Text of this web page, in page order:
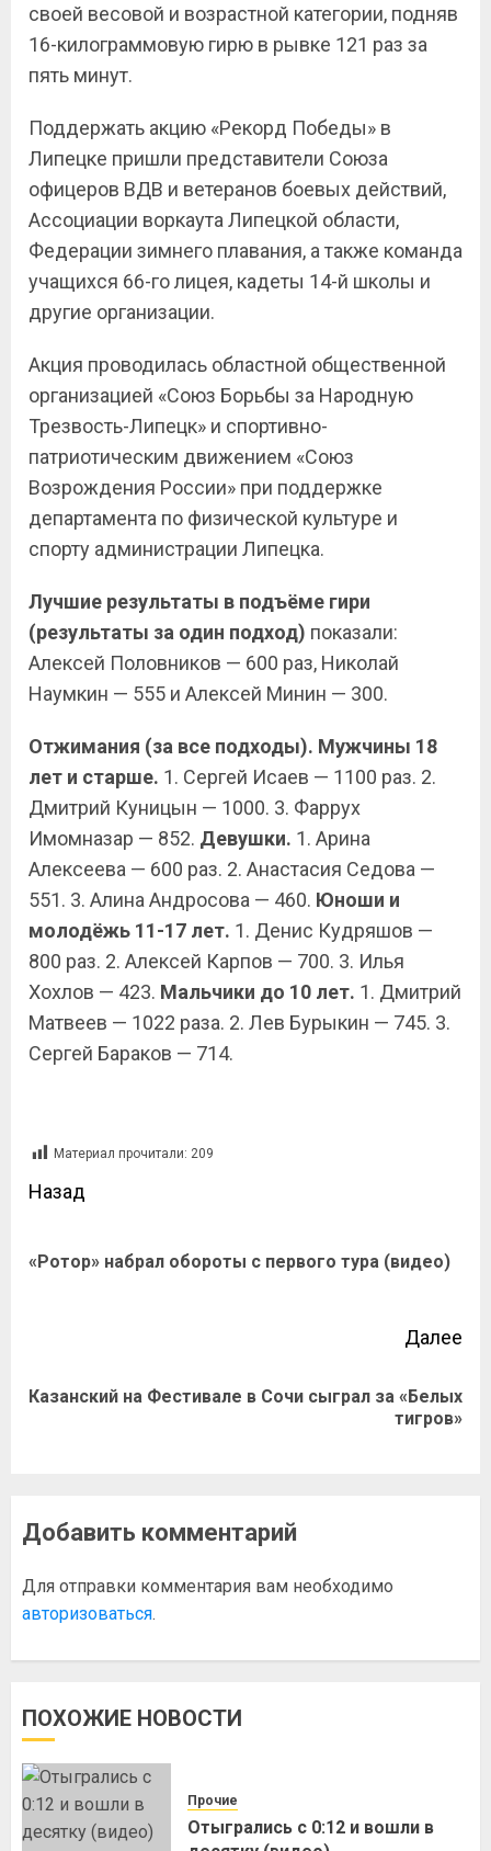
своей весовой и возрастной категории, подняв
16-килограммовую гирю в рывке 121 раз за
пять минут.
Поддержать акцию «Рекорд Победы» в
Липецке пришли представители Союза
офицеров ВДВ и ветеранов боевых действий,
Ассоциации воркаута Липецкой области,
Федерации зимнего плавания, а также команда
учащихся 66-го лицея, кадеты 14-й школы и
другие организации.
Акция проводилась областной общественной
организацией «Союз Борьбы за Народную
Трезвость-Липецк» и спортивно-
патриотическим движением «Союз
Возрождения России» при поддержке
департамента по физической культуре и
спорту администрации Липецка.
Лучшие результаты в подъёме гири
(результаты за один подход) показали:
Алексей Половников — 600 раз, Николай
Наумкин — 555 и Алексей Минин — 300.
Отжимания (за все подходы). Мужчины 18
лет и старше. 1. Сергей Исаев — 1100 раз. 2.
Дмитрий Куницын — 1000. 3. Фаррух
Имомназар — 852. Девушки. 1. Арина
Алексеева — 600 раз. 2. Анастасия Седова —
551. 3. Алина Андросова — 460. Юноши и
молодёжь 11-17 лет. 1. Денис Кудряшов —
800 раз. 2. Алексей Карпов — 700. 3. Илья
Хохлов — 423. Мальчики до 10 лет. 1. Дмитрий
Матвеев — 1022 раза. 2. Лев Бурыкин — 745. 3.
Сергей Бараков — 714.
Материал прочитали: 209
Назад
«Ротор» набрал обороты с первого тура (видео)
Далее
Казанский на Фестивале в Сочи сыграл за «Белых
тигров»
Добавить комментарий
Для отправки комментария вам необходимо
авторизоваться.
ПОХОЖИЕ НОВОСТИ
Прочие
Отыгрались с 0:12 и вошли в